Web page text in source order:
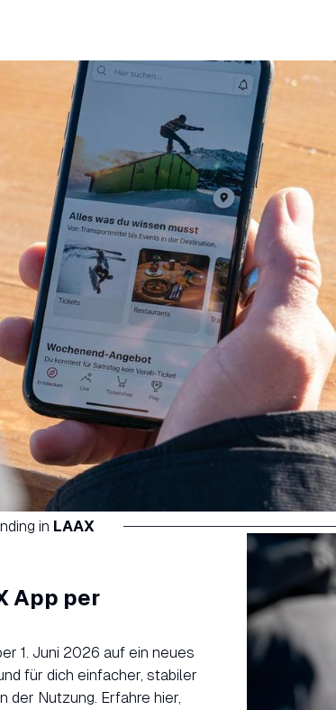
in LAAX
App per
1. Juni 2026 auf ein neues
für dich einfacher, stabiler
der Nutzung. Erfahre hier,